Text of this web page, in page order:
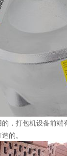
，打包机设备前
的。